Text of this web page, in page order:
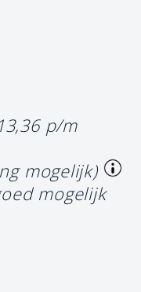
p/m
mogelijk)
mogelijk